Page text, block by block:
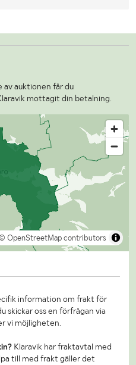
av auktionen får du
mottagit din betalning.
OpenStreetMap contributors
information om frakt för
skickar oss en förfrågan via
vi möjligheten.
Klaravik har fraktavtal med
till med frakt gäller det